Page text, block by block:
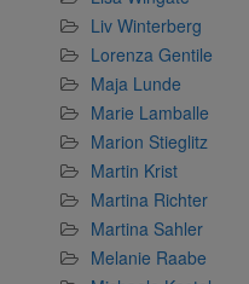
Liv Winterberg
Lorenza Gentile
Maja Lunde
Marie Lamballe
Marion Stieglitz
Martin Krist
Martina Richter
Martina Sahler
Melanie Raabe